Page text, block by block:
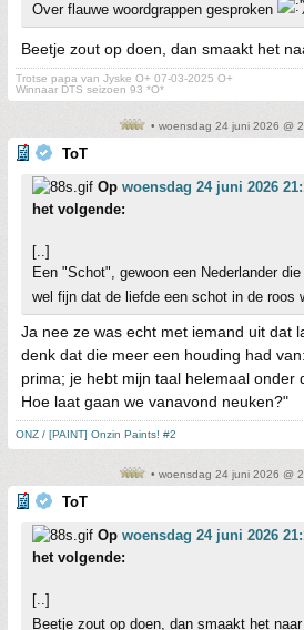
Over flauwe woordgrappen gesproken
Beetje zout op doen, dan smaakt het
Trotse papa van Jyske O+ 07-03-2025 O+
Winnaar DTS seizoen 93 *O*
• woensdag 24 juni 2026 @
ToT
Op woensdag 24 juni 2026
het volgende:
[..]
Een "Schot", gewoon een Nederlander
wel fijn dat de liefde een schot in de roos
Ja nee ze was echt met iemand uit dat
denk dat die meer een houding had
prima; je hebt mijn taal helemaal onder
Hoe laat gaan we vanavond neuken?"
ONZ / [PAINT] Onzin Paints! #2
• woensdag 24 juni 2026 @
ToT
Op woensdag 24 juni 2026
het volgende:
[..]
Beetje zout op doen, dan smaakt het